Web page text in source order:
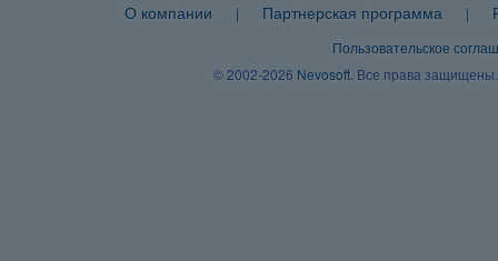
О компании | Партнерская программа |
Пользовательское
© 2002-2026 Nevosoft . Все права защищены